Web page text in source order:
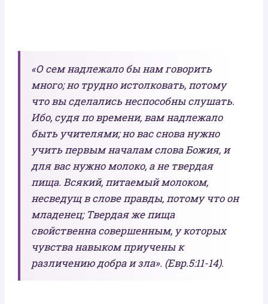
«О сем надлежало бы нам говорить
много; но трудно истолковать, потому
что вы сделались неспособны слушать.
Ибо, судя по времени, вам надлежало
быть учителями; но вас снова нужно
учить первым началам слова Божия, и
для вас нужно молоко, а не твердая
пища. Всякий, питаемый молоком,
несведущ в слове правды, потому что он
младенец; Твердая же пища
свойственна совершенным, у которых
чувства навыком приучены к
различению добра и зла». (Евр.5:11-14).